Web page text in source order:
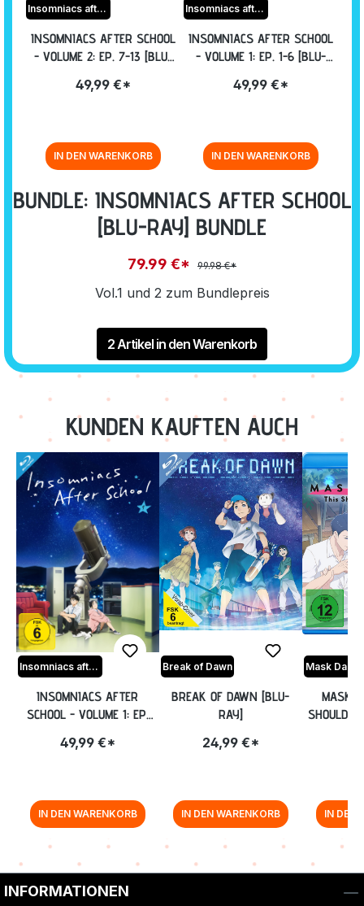
BUNDLE: INSOMNIACS AFTER SCHOOL
[BLU-RAY] BUNDLE
79.99 €* 99.98 €*
Vol.1 und 2 zum Bundlepreis
2 Artikel in den Warenkorb
Insomniacs after school
INSOMNIACS AFTER SCHOOL
- VOLUME 2: EP. 7-13 [BLU-
49,99 €*
IN DEN WARENKORB
Insomniacs after school
INSOMNIACS AFTER SCHOOL
- VOLUME 1: EP. 1-6 [BLU-
49,99 €*
IN DEN WARENKORB
KUNDEN KAUFTEN AUCH
Insomniacs after school
INSOMNIACS AFTER
SCHOOL - VOLUME 1: EP.
49,99 €*
IN DEN WARENKORB
Break of Dawn
BREAK OF DAWN [BLU-
RAY]
24,99 €*
IN DEN WARENKORB
Mask
MASK
IN DEN
Zurück zur Vor-/Zurück-Navigation
INFORMATIONEN